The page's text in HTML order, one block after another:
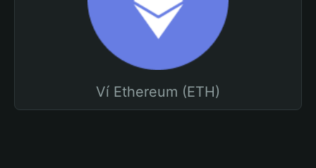
Ví Ethereum (ETH)